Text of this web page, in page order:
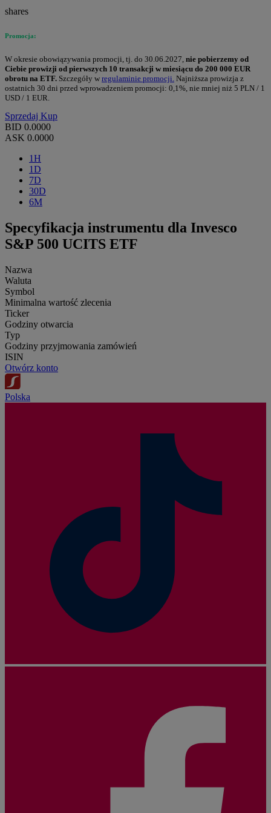
shares
Promocja:
W okresie obowiązywania promocji, tj. do 30.06.2027, nie pobierzemy od
Ciebie prowizji od pierwszych 10 transakcji w miesiącu do 200 000 EUR
obrotu na ETF. Szczegóły w regulaminie promocji. Najniższa prowizja z
ostatnich 30 dni przed wprowadzeniem promocji: 0,1%, nie mniej niż 5 PLN / 1
USD / 1 EUR.
Sprzedaj Kup
BID 0.0000
ASK 0.0000
1H
1D
7D
30D
6M
Specyfikacja instrumentu dla Invesco
S&P 500 UCITS ETF
Nazwa
Waluta
Symbol
Minimalna wartość zlecenia
Ticker
Godziny otwarcia
Typ
Godziny przyjmowania zamówień
ISIN
Otwórz konto
Polska